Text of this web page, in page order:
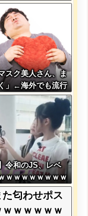
たと判明・・・
スク美人さん、ま
」←海外でも流行
がこちらw w w w
令和のJS、レベ
ｗｗｗｗｗｗｗｗ
ｗｗｗｗｗｗｗｗ
た匂わせポス
ｗｗｗｗｗ